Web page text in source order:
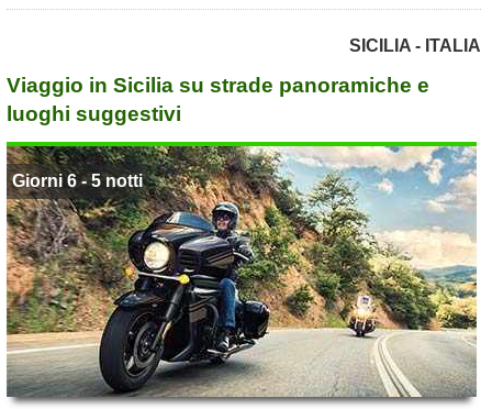
SICILIA - ITALIA
Viaggio in Sicilia su strade panoramiche e
luoghi suggestivi
Giorni 6 - 5 notti